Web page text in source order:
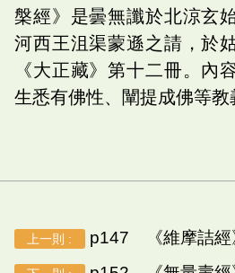
槃經》是曇無讖於北涼玄
河西王沮渠蒙遜之請，於
《大正藏》第十二冊。內
生悉有佛性、闡提成佛等教
上一則 : p147 《維摩詰經